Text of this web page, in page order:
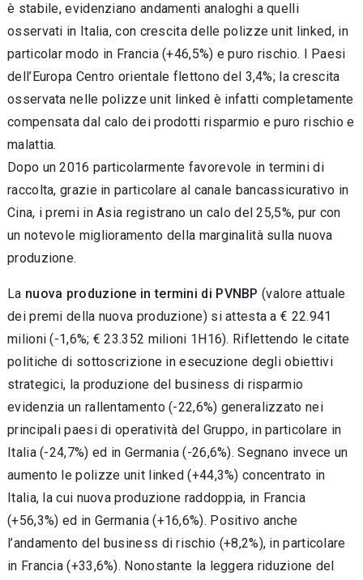
è stabile, evidenziano andamenti analoghi a quelli
osservati in Italia, con crescita delle polizze unit linked, in
particolar modo in Francia (+46,5%) e puro rischio. I Paesi
dell’Europa Centro orientale flettono del 3,4%; la crescita
osservata nelle polizze unit linked è infatti completamente
compensata dal calo dei prodotti risparmio e puro rischio e
malattia.
Dopo un 2016 particolarmente favorevole in termini di
raccolta, grazie in particolare al canale bancassicurativo in
Cina, i premi in Asia registrano un calo del 25,5%, pur con
un notevole miglioramento della marginalità sulla nuova
produzione.
La nuova produzione in termini di PVNBP (valore attuale
dei premi della nuova produzione) si attesta a € 22.941
milioni (-1,6%; € 23.352 milioni 1H16). Riflettendo le citate
politiche di sottoscrizione in esecuzione degli obiettivi
strategici, la produzione del business di risparmio
evidenzia un rallentamento (-22,6%) generalizzato nei
principali paesi di operatività del Gruppo, in particolare in
Italia (-24,7%) ed in Germania (-26,6%). Segnano invece un
aumento le polizze unit linked (+44,3%) concentrato in
Italia, la cui nuova produzione raddoppia, in Francia
(+56,3%) ed in Germania (+16,6%). Positivo anche
l’andamento del business di rischio (+8,2%), in particolare
in Francia (+33,6%). Nonostante la leggera riduzione del